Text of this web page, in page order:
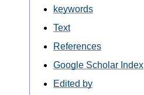
keywords
Text
References
Google Scholar Index
Edited by